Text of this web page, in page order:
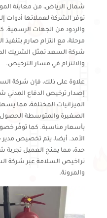
شمال الرياض، من معاينة
توفر الشركة لعملائها أدوات
والردود من الجهات الرسمية.
مرحلة، مع التزام صارم
شركة السعد تمثل الشريك
والالتزام في مسار الترخيص.
علاوة على ذلك، فإن شركة
إصدار ترخيص الدفاع
الميزانيات المختلفة، مما
الصغيرة والمتوسطة الحصول
بأسعار مناسبة. كما توفّر
الأمد. أيضا، يتم تخصيص
حدة، مما يمنح العميل
تراخيص السلامة عبر شركة
والمرونة.